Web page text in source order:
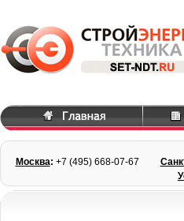
Москва: +7 (495) 668-07-67